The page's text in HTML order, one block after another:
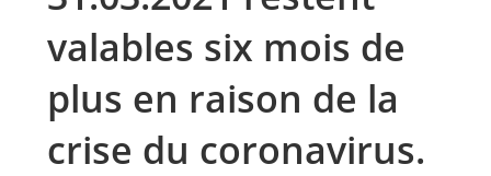
valables six mois de
plus en raison de la
crise du coronavirus.